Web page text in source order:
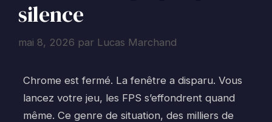
silence
mai 8, 2026 par Lucas Marchand
Chrome est fermé. La fenêtre a disparu. Vous
lancez votre jeu, les FPS s’effondrent quand
même. Ce genre de situation, des milliers de